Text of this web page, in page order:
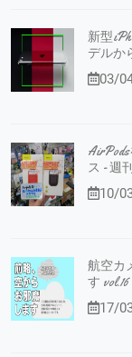
新型
デルか
03/
ス - 週
10/
航空カ
す
17/